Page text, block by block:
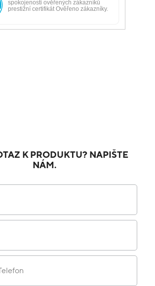
K PRODUKTU? NAPIŠTE
NÁM.